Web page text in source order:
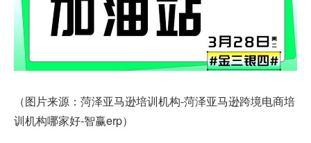
（图片来源：菏泽亚马逊培训机构-菏泽亚马逊跨境电商培
训机构哪家好-智赢erp）